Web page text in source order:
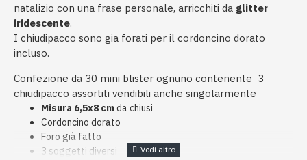
natalizio con una frase personale, arricchiti da glitter
iridescente.
I chiudipacco sono gia forati per il cordoncino dorato
incluso.
Confezione da 30 mini blister ognuno contenente 3
chiudipacco assortiti vendibili anche singolarmente
Misura 6,5x8 cmda chiusi
Cordoncino dorato
Foro già fatto
3 soggetti diversi